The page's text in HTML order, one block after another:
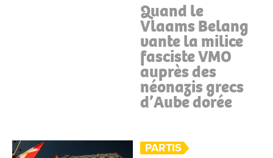
Quand le
Vlaams Belang
vante la milice
fasciste VMO
auprès des
néonazis grecs
d’Aube dorée
PARTIS